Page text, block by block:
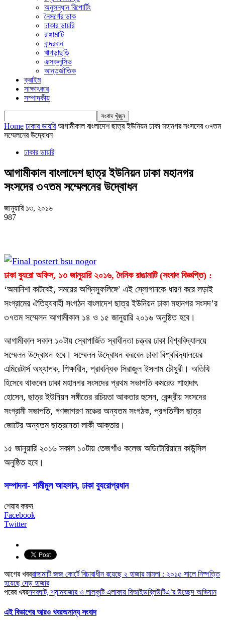
অনুসন্ধান রিপোর্টিং
নৈসর্গের ডাক
ঢাকার ডায়রি
রাঙামাটি
বান্দরবান
খাগড়াছড়ি
এক্সক্লুসিভ
আন্তর্জাতিক
ক্রাইম
সাক্ষাৎকার
সম্পাদকীয়
Home ঢাকার ডায়রি আগামীকাল বাংলাদেশ ছাত্র ইউনিয়ন ঢাকা মহানগর সংসদের ৩৭তম
সম্মেলনের উদ্বোধন
ঢাকার ডায়রি
আগামীকাল বাংলাদেশ ছাত্র ইউনিয়ন ঢাকা মহানগর
সংসদের ৩৭তম সম্মেলনের উদ্বোধন
জানুয়ারি ১৩, ২০১৬
987
ঢাকা ব্যুরো অফিস, ১৩ জানুয়ারি ২০১৬, দৈনিক রাঙামাটি (সংবাদ বিজ্ঞপ্তি) :
‘অমানিশা কাটবেই, সময়ের অগ্নিস্ফুলিঙ্গে’ এই স্লোগানকে ধারণ করে লড়াই
সংগ্রামের ঐতিহ্যবাহী সংগঠন বাংলাদেশ ছাত্র ইউনিয়ন ঢাকা মহানগর সংসদ’র
৩৭তম সম্মেলন আগামীকাল ১৪ ও ১৫ জানুয়ারি ২০১৬ অনুষ্ঠিত হবে।
আগামীকাল সকাল ১০টায় স্বোপার্জিত স্বাধীনতা চত্ত্বর ঢাকা বিশ্ববিদ্যালয়ে
সম্মেলন উদ্বোধন হবে। সম্মেলন উদ্বোধন করবেন ঢাকা বিশ্ববিদ্যালয়ের
এমিরেটার্স অধ্যাপক, শিক্ষাবীদ, প্রাবন্ধিক সিরাজুল ইসলাম চৌধুরী। অতিথি
হিসেবে থাকবেন ঢাকা মহানগর সংসদের প্রথম সভাপতি কমরেড শাহাদাৎ
হোসেন, ছাত্র ইউনিয়ন সঙ্গীতের রচিয়তা আকতার হুসেন, কেন্দ্রীয় সংসদের
সংগ্রামী সভাপতি, গণজাগরণ মঞ্চের অন্যতম সংগঠক, প্রগতিশীল ছাত্র
জোটের অন্যতম ছাত্রনেতা লাকী আক্তার।
১৫ জানুয়ারি ২০১৬ সকাল ১০টায় তেজগাঁও কলেজ অডিটোরিয়ামে কাউন্সিল
অনুষ্ঠিত হবে।
সম্পাদনা- শামীমুল আহসান, ঢাকা ব্যুরোপ্রধান
শেয়ার করুন
Facebook
Twitter
আগের খবররাঙ্গামাটি জজ কোর্টে বিচারাধীন রয়েছে ২ হাজার মামলা : ২০১৫ সালে নিষ্পত্তি
হয়েছে দেড় হাজার
পরের খবরসদরঘাট, শ্যামবাজার ও লালকুটি এলাকায় বিআইডব্লিউটিএ’র উচ্ছেদ অভিযান
এই বিভাগের আরও খবরঅনান্য সংবাদ